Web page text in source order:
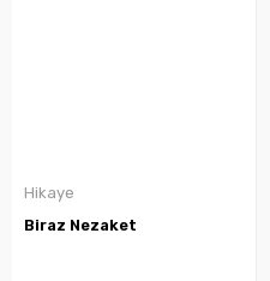
Hikaye
Biraz Nezaket